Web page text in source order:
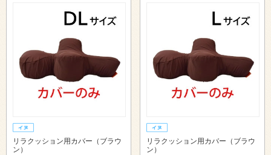
リラクッション用カバー（ブラウ
ン）
リラクッション用カバー（ブラウ
ン）